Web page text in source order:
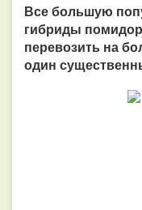
Все большую
гибриды
перевозить на
один